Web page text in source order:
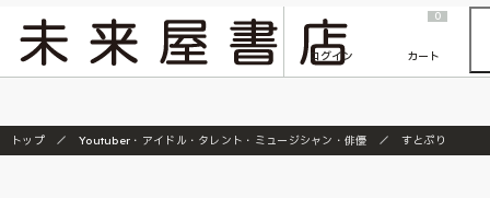
『ONE PIECE magazine 021 ONE PIECEカード付き同梱版』発売延期のご案内
ログイン
0
カート
トップ Youtuber・アイドル・タレント・ミュージシャン・俳優 すとぷり